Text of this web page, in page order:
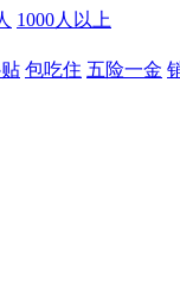
1000人以上
包吃住 五险一金